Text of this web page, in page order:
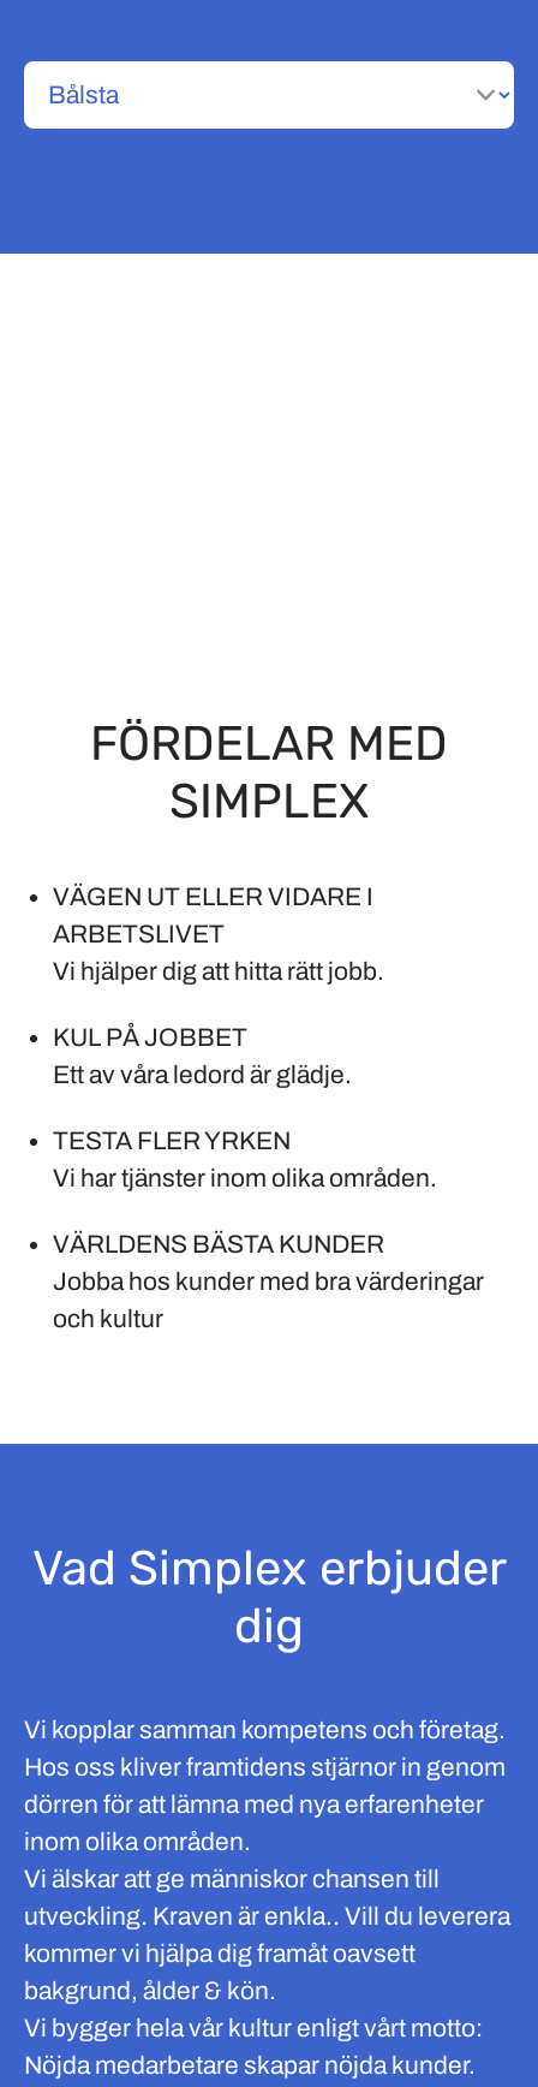
FÖRDELAR MED
SIMPLEX
VÄGEN UT ELLER VIDARE I
ARBETSLIVET
Vi hjälper dig att hitta rätt jobb.
KUL PÅ JOBBET
Ett av våra ledord är glädje.
TESTA FLER YRKEN
Vi har tjänster inom olika områden.
VÄRLDENS BÄSTA KUNDER
Jobba hos kunder med bra värderingar
och kultur
Vad Simplex erbjuder
dig
Vi kopplar samman kompetens och företag.
Hos oss kliver framtidens stjärnor in genom
dörren för att lämna med nya erfarenheter
inom olika områden.
Vi älskar att ge människor chansen till
utveckling. Kraven är enkla.. Vill du leverera
kommer vi hjälpa dig framåt oavsett
bakgrund, ålder & kön.
Vi bygger hela vår kultur enligt vårt motto:
Nöjda medarbetare skapar nöjda kunder.